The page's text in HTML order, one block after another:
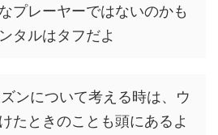
プレーヤーではないのかも
タルはタフだよ
ンについて考える時は、ウ
たときのことも頭にあるよ